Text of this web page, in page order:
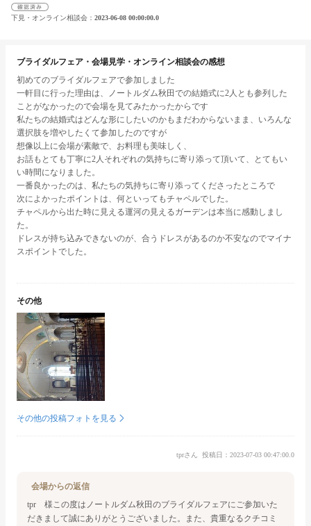
下見・オンライン相談会 2023-06-08 00:00:00.0
ブライダルフェア・会場見学・オンライン相談会の感想
初めてのブライダルフェアで参加しました
一軒目に行った理由は、ノートルダム秋田での結婚式に2人とも参列した
ことがなかったので会場を見てみたかったからです
私たちの結婚式はどんな形にしたいのかもまだわからないまま、いろんな
選択肢を増やしたくて参加したのですが
想像以上に会場が素敵で、お料理も美味しく、
お話もとても丁寧に2人それぞれの気持ちに寄り添って頂いて、とてもい
い時間になりました。
一番良かったのは、私たちの気持ちに寄り添ってくださったところで
次によかったポイントは、何といってもチャペルでした。
チャペルから出た時に見える運河の見えるガーデンは本当に感動しまし
た。
ドレスが持ち込みできないのが、合うドレスがあるのか不安なのでマイナ
スポイントでした。
その他
その他の投稿フォトを見る
tprさん 投稿日：2023-07-03 00:47:00.0
会場からの返信
tpr 様この度はノートルダム秋田のブライダルフェアにご参加いた
だきまして誠にありがとうございました。
また、貴重なるクチコミ